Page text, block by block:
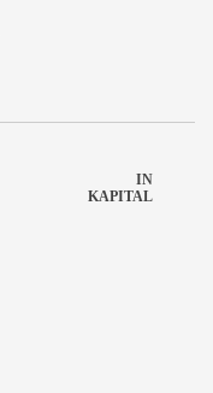
IN
KAPITAL